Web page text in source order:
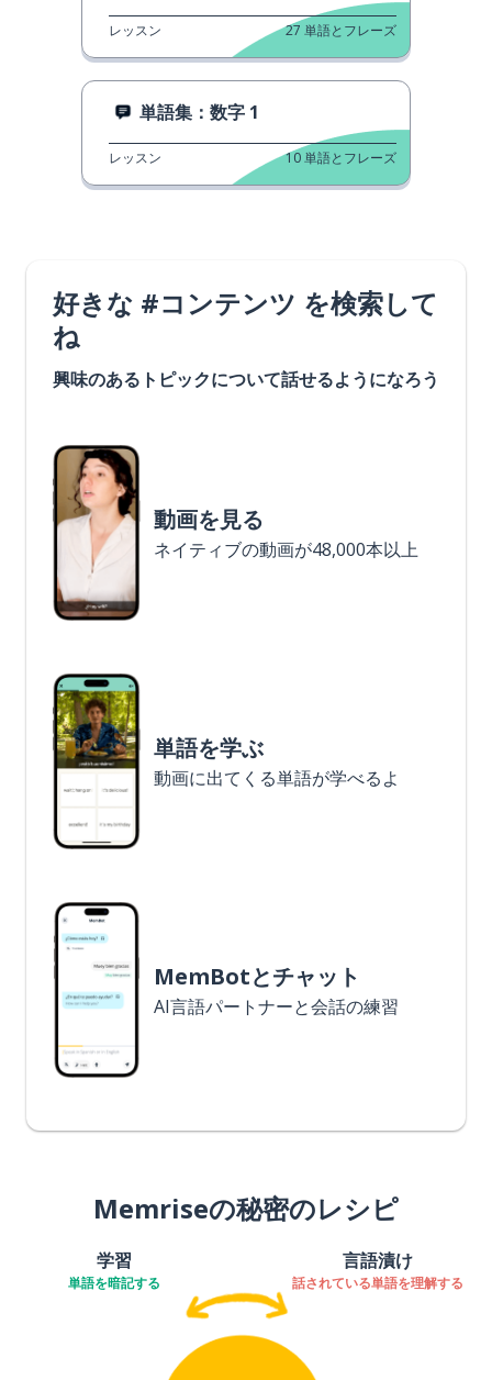
レッスン 27 単語とフレーズ
単語集：数字 1
レッスン 10単語とフレーズ
好きな #コンテンツ を検索して
ね
興味のあるトピックについて話せるようになろう
動画を見る
ネイティブの動画が48,000本以上
単語を学ぶ
動画に出てくる単語が学べるよ
MemBotとチャット
AI言語パートナーと会話の練習
Memriseの秘密のレシピ
学習
単語を暗記する
言語漬け
話されている単語を理解する